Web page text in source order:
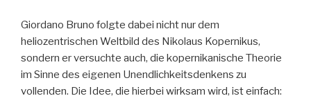
Giordano Bruno folgte dabei nicht nur dem
heliozentrischen Weltbild des Nikolaus Kopernikus,
sondern er versuchte auch, die kopernikanische Theorie
im Sinne des eigenen Unendlichkeitsdenkens zu
vollenden. Die Idee, die hierbei wirksam wird, ist einfach: